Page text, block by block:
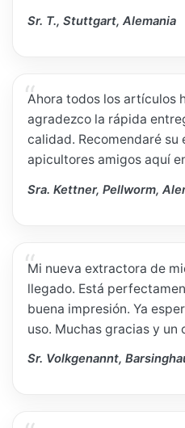
Sr. T., Stuttgart, Alemania
Ahora todos los artículos
agradezco la rápida
calidad. Recomendaré su
apicultores amigos aquí
Sra. Kettner, Pellworm,
Mi nueva extractora de
llegado. Está
buena impresión. Ya
uso. Muchas gracias y un
Sr. Volkgenannt,